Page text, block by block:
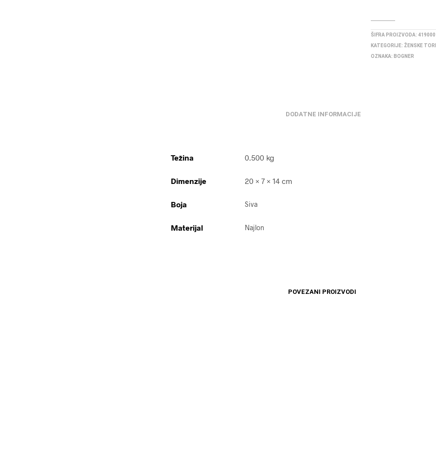
ŠIFRA PROIZVODA:
KATEGORIJE: ŽENSKE
OZNAKA: BOGNER
DODATNE INFORMACIJE
Težina 0.500 kg
Dimenzije 20 × 7 × 14 cm
Boja Siva
Materijal Najlon
POVEZANI PROIZVODI